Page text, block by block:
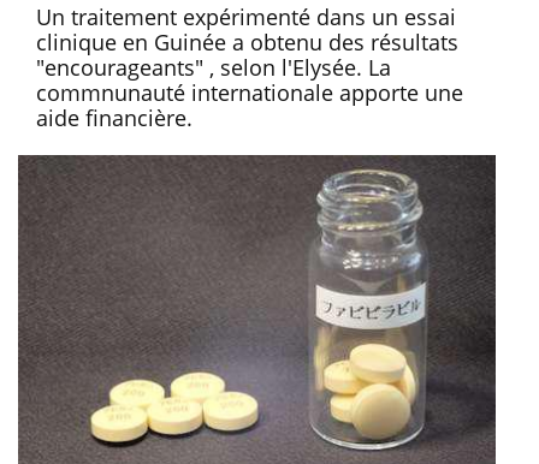
Un traitement expérimenté dans un essai
clinique en Guinée a obtenu des résultats
"encourageants" , selon l'Elysée. La
commnunauté internationale apporte une
aide financière.